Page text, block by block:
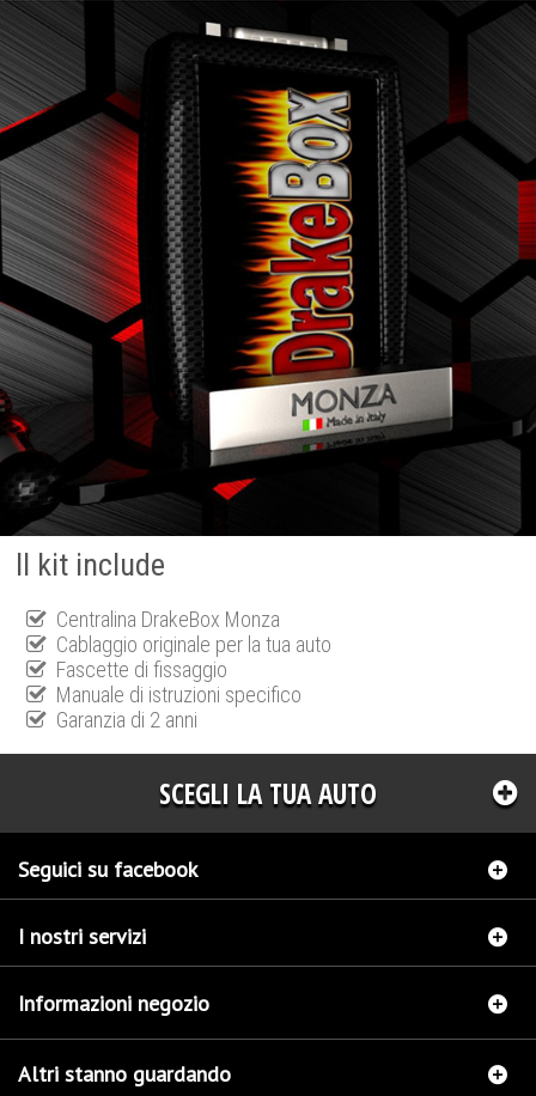
Il kit include
Centralina DrakeBox Monza
Cablaggio originale per la tua auto
Fascette di fissaggio
Manuale di istruzioni specifico
Garanzia di 2 anni
SCEGLI LA TUA AUTO
Seguici su facebook
I nostri servizi
Informazioni negozio
Altri stanno guardando